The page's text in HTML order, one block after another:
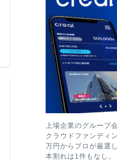
上場企業のグループ
クラウドファンディ
万円からプロが厳選
本割れは1件もなし